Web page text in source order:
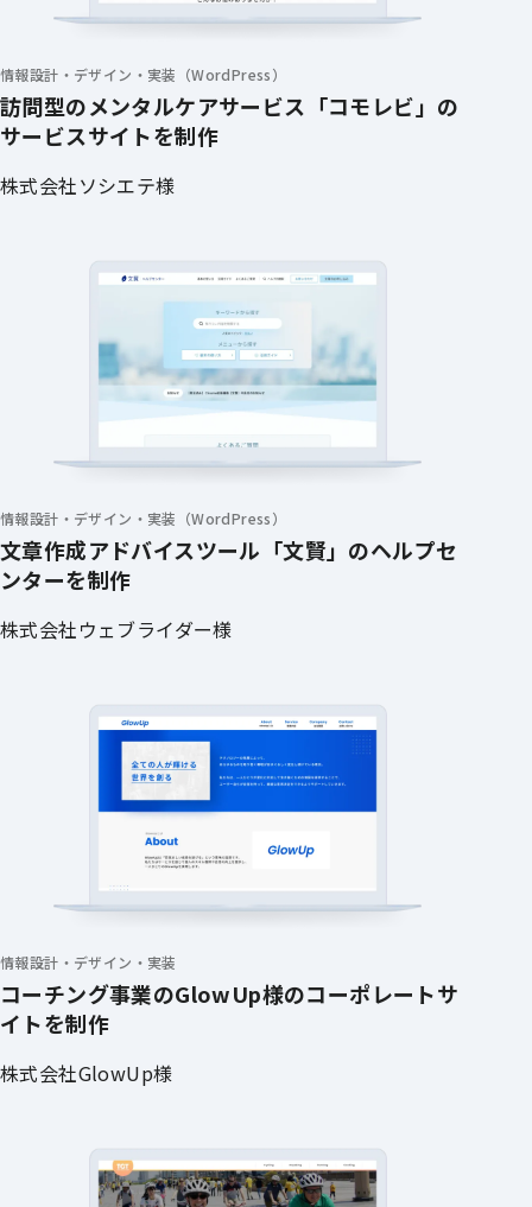
情報設計・デザイン・実装（WordPress）
訪問型のメンタルケアサービス「コモレビ」の
サービスサイトを制作
株式会社ソシエテ様
情報設計・デザイン・実装（WordPress）
文章作成アドバイスツール「文賢」のヘルプセ
ンターを制作
株式会社ウェブライダー様
情報設計・デザイン・実装
コーチング事業のGlowUp様のコーポレートサ
イトを制作
株式会社GlowUp様